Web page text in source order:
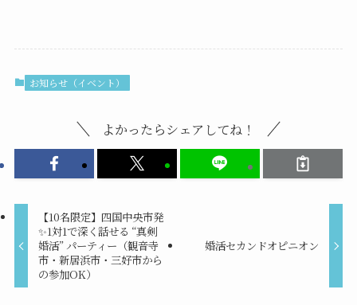
お知らせ（イベント）
よかったらシェアしてね！
【10名限定】四国中央市発
✨1対1で深く話せる “真剣
婚活” パーティー（観音寺
市・新居浜市・三好市から
の参加OK）
婚活セカンドオピニオン